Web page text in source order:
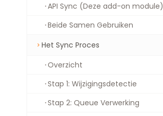
API Sync (Deze add-on module)
Beide Samen Gebruiken
Het Sync Proces
Overzicht
Stap 1: Wijzigingsdetectie
Stap 2: Queue Verwerking